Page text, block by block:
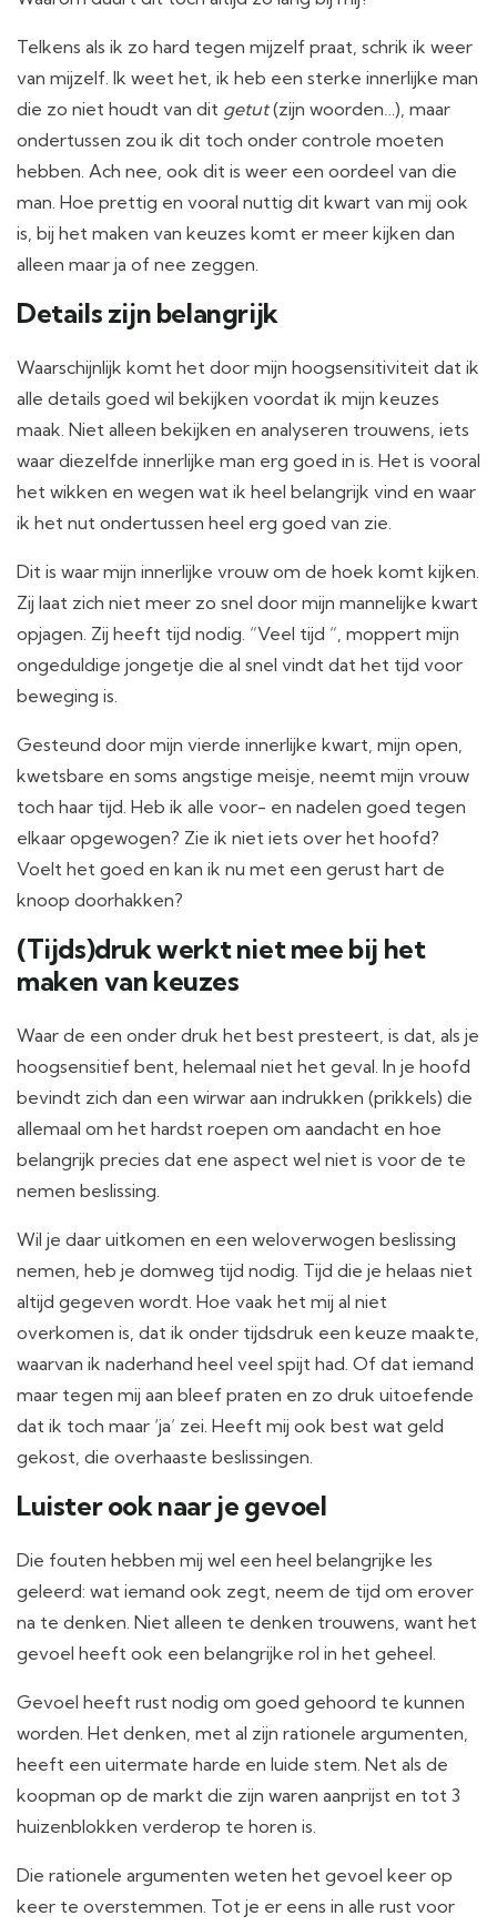
Telkens als ik zo hard tegen mijzelf praat, schrik ik weer
van mijzelf. Ik weet het, ik heb een sterke innerlijke man
die zo niet houdt van dit getut(zijn woorden…), maar
ondertussen zou ik dit toch onder controle moeten
hebben. Ach nee, ook dit is weer een oordeel van die
man. Hoe prettig en vooral nuttig dit kwart van mij ook
is, bij het maken van keuzes komt er meer kijken dan
alleen maar ja of nee zeggen.
Details zijn belangrijk
Waarschijnlijk komt het door mijn hoogsensitiviteit dat ik
alle details goed wil bekijken voordat ik mijn keuzes
maak. Niet alleen bekijken en analyseren trouwens, iets
waar diezelfde innerlijke man erg goed in is. Het is vooral
het wikken en wegen wat ik heel belangrijk vind en waar
ik het nut ondertussen heel erg goed van zie.
Dit is waar mijn innerlijke vrouw om de hoek komt kijken.
Zij laat zich niet meer zo snel door mijn mannelijke kwart
opjagen. Zij heeft tijd nodig. “Veel tijd “, moppert mijn
ongeduldige jongetje die al snel vindt dat het tijd voor
beweging is.
Gesteund door mijn vierde innerlijke kwart, mijn open,
kwetsbare en soms angstige meisje, neemt mijn vrouw
toch haar tijd. Heb ik alle voor- en nadelen goed tegen
elkaar opgewogen? Zie ik niet iets over het hoofd?
Voelt het goed en kan ik nu met een gerust hart de
knoop doorhakken?
(Tijds)druk werkt niet mee bij het
maken van keuzes
Waar de een onder druk het best presteert, is dat, als je
hoogsensitief bent, helemaal niet het geval. In je hoofd
bevindt zich dan een wirwar aan indrukken (prikkels) die
allemaal om het hardst roepen om aandacht en hoe
belangrijk precies dat ene aspect wel niet is voor de te
nemen beslissing.
Wil je daar uitkomen en een weloverwogen beslissing
nemen, heb je domweg tijd nodig. Tijd die je helaas niet
altijd gegeven wordt. Hoe vaak het mij al niet
overkomen is, dat ik onder tijdsdruk een keuze maakte,
waarvan ik naderhand heel veel spijt had. Of dat iemand
maar tegen mij aan bleef praten en zo druk uitoefende
dat ik toch maar ‘ja’ zei. Heeft mij ook best wat geld
gekost, die overhaaste beslissingen.
Luister ook naar je gevoel
Die fouten hebben mij wel een heel belangrijke les
geleerd: wat iemand ook zegt, neem de tijd om erover
na te denken. Niet alleen te denken trouwens, want het
gevoel heeft ook een belangrijke rol in het geheel.
Gevoel heeft rust nodig om goed gehoord te kunnen
worden. Het denken, met al zijn rationele argumenten,
heeft een uitermate harde en luide stem. Net als de
koopman op de markt die zijn waren aanprijst en tot 3
huizenblokken verderop te horen is.
Die rationele argumenten weten het gevoel keer op
keer te overstemmen. Tot je er eens in alle rust voor